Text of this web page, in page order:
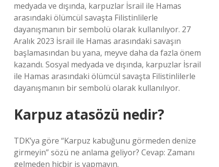
medyada ve dışında, karpuzlar İsrail ile Hamas
arasındaki ölümcül savaşta Filistinlilerle
dayanışmanın bir sembolü olarak kullanılıyor. 27
Aralık 2023 İsrail ile Hamas arasındaki savaşın
başlamasından bu yana, meyve daha da fazla önem
kazandı. Sosyal medyada ve dışında, karpuzlar İsrail
ile Hamas arasındaki ölümcül savaşta Filistinlilerle
dayanışmanın bir sembolü olarak kullanılıyor.
Karpuz atasözü nedir?
TDK’ya göre “Karpuz kabuğunu görmeden denize
girmeyin” sözü ne anlama geliyor? Cevap: Zamanı
gelmeden hiçbir iş yapmayın.